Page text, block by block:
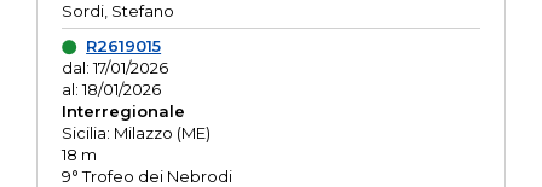
Sordi, Stefano
R2619015
dal: 17/01/2026
al: 18/01/2026
Interregionale
Sicilia: Milazzo (ME)
18 m
9° Trofeo dei Nebrodi